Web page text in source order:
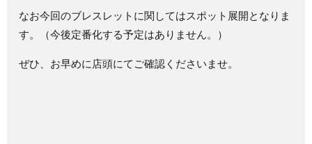
なお今回のブレスレットに関してはスポット展開となりま
す。（今後定番化する予定はありません。）
ぜひ、お早めに店頭にてご確認くださいませ。